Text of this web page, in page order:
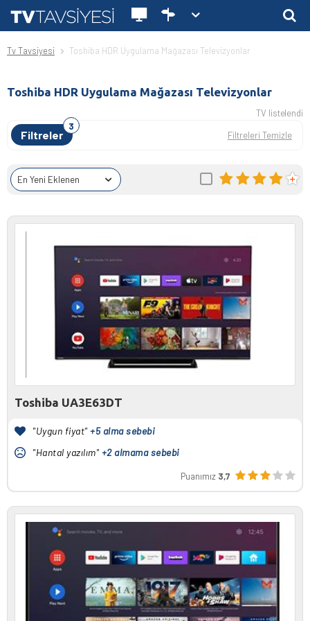
Tv Tavsiyesi Toshiba HDR Uygulama Mağazası Televizyonlar
Toshiba HDR Uygulama Mağazası Televizyonlar
TV listelendi
Filtreler Filtreleri Temizle
Toshiba UA3E63DT
"Uygun fiyat" +5 alma sebebi
"Hantal yazılım" +2 almama sebebi
Puanımız 3,7